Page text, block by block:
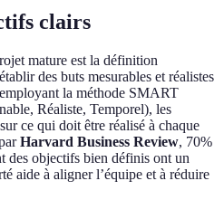
clairs
mature est la définition
des buts mesurables et réalistes
la méthode SMART
Réaliste, Temporel), les
ce qui doit être réalisé à chaque
Harvard Business Review, 70%
des objectifs bien définis ont un
aide à aligner l’équipe et à réduire